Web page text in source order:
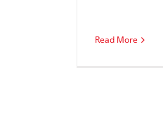
Read More